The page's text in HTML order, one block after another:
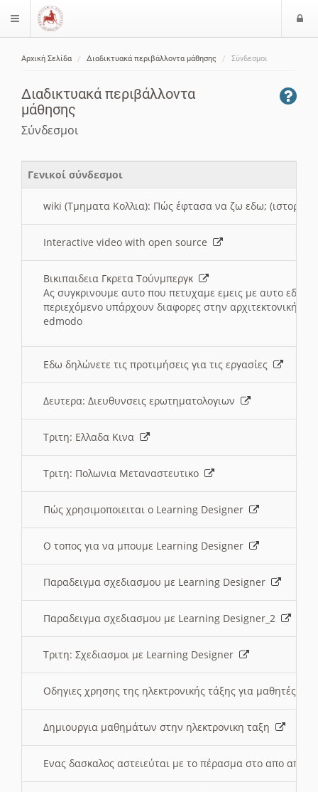
$langMenu
Αρχική Σελίδα Διαδικτυακά περιβάλλοντα μάθησης Σύνδεσμοι
Διαδικτυακά περιβάλλοντα
μάθησης
Σύνδεσμοι
Γενικοί σύνδεσμοι
wiki (Τμηματα Κολλια): Πώς έφτασα να ζω εδω; (ιστορια)
Interactive video with open source
Βικιπαιδεια Γκρετα Τούνμπεργκ
Ας συγκρινουμε αυτο που πετυχαμε εμεις με αυτο εδω
περιεχόμενο υπάρχουν διαφορες στην αρχιτεκτονική
edmodo
Εδω δηλώνετε τις προτιμήσεις για τις εργασίες
Δευτερα: Διευθυνσεις ερωτηματολογιων
Τριτη: Ελλαδα Κινα
Τριτη: Πολωνια Μεταναστευτικο
Πώς χρησιμοποιειται ο Learning Designer
O τοπος για να μπουμε Learning Designer
Παραδειγμα σχεδιασμου με Learning Designer
Παραδειγμα σχεδιασμου με Learning Designer_2
Τριτη: Σχεδιασμοι με Learning Designer
Οδηγιες χρησης της ηλεκτρονικής τάξης για μαθητές
Δημιουργια μαθημάτων στην ηλεκτρονικη ταξη
Ενας δασκαλος αστειεύται με το πέρασμα στο απο